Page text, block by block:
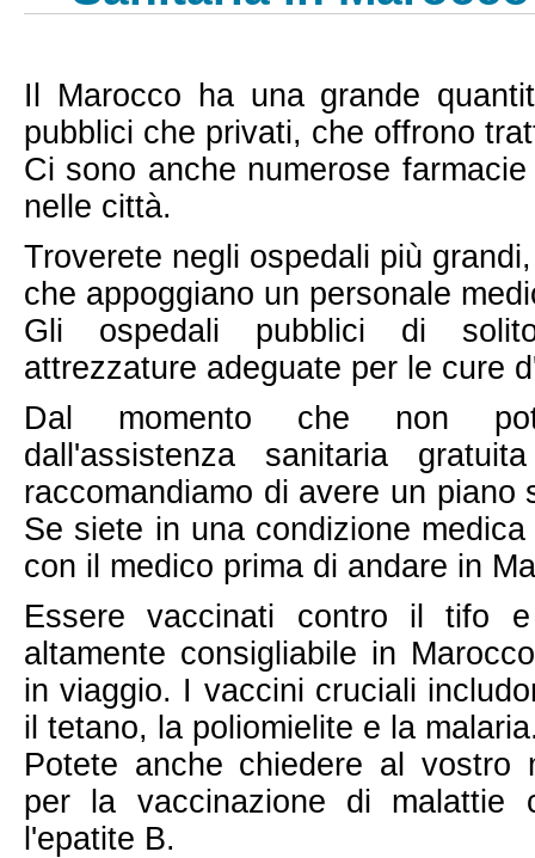
Il Marocco ha una grande
pubblici che privati, che offrono
Ci sono anche numerose
nelle città.
Troverete negli ospedali più
che appoggiano un personale
Gli ospedali pubblici di
attrezzature adeguate per le cure
Dal momento che non
dall'assistenza sanitaria
raccomandiamo di avere un piano
Se siete in una condizione
con il medico prima di andare in
Essere vaccinati contro il tifo
altamente consigliabile in
in viaggio. I vaccini cruciali
il tetano, la poliomielite e la
Potete anche chiedere al vostro
per la vaccinazione di malattie
l'epatite B.